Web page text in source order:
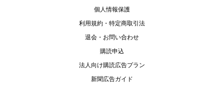
個人情報保護
利用規約・特定商取引法
退会・お問い合わせ
購読申込
法人向け購読広告プラン
新聞広告ガイド